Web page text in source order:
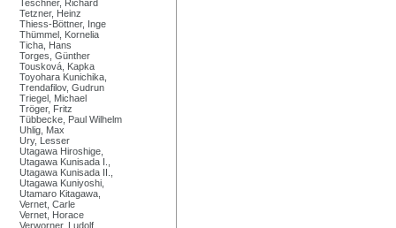
Teschner, Richard
Tetzner, Heinz
Thiess-Böttner, Inge
Thümmel, Kornelia
Ticha, Hans
Torges, Günther
Tousková, Kapka
Toyohara Kunichika,
Trendafilov, Gudrun
Triegel, Michael
Tröger, Fritz
Tübbecke, Paul Wilhelm
Uhlig, Max
Ury, Lesser
Utagawa Hiroshige,
Utagawa Kunisada I.,
Utagawa Kunisada II.,
Utagawa Kuniyoshi,
Utamaro Kitagawa,
Vernet, Carle
Vernet, Horace
Verworner, Ludolf